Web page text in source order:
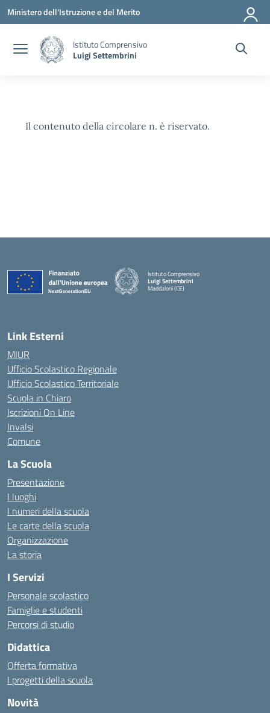
Vai ai contenuti
Vai al menu di navigazione
Vai al footer
Ministero dell'Istruzione e del Merito
Istituto Comprensivo
Luigi Settembrini
Il contenuto della circolare n. è riservato.
Istituto Comprensivo
Luigi Settembrini
Maddaloni (CE)
Link Esterni
MIUR
Ufficio Scolastico Regionale
Ufficio Scolastico Territoriale
Scuola in Chiaro
Iscrizioni On Line
Invalsi
Comune
La Scuola
Presentazione
I luoghi
I numeri della scuola
Le carte della scuola
Organizzazione
La storia
I Servizi
Personale scolastico
Famiglie e studenti
Percorsi di studio
Didattica
Offerta formativa
I progetti della scuola
Novità